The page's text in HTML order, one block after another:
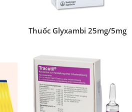
Thuốc Glyxambi 25mg/5mg